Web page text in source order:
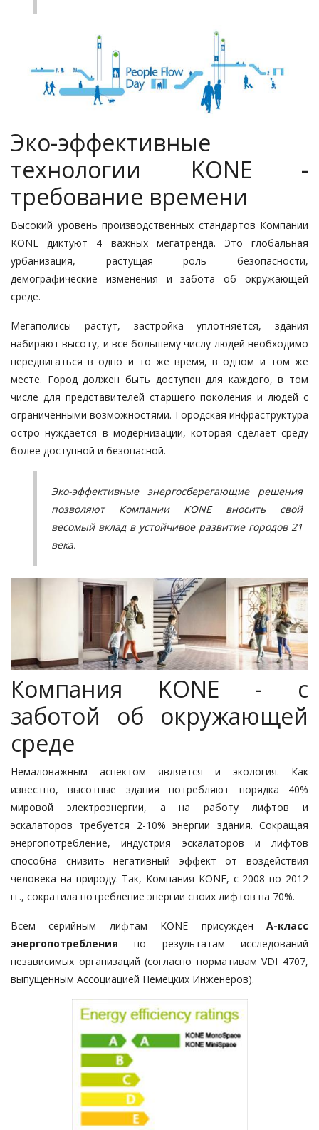
Эко-эффективные
технологии KONE -
требование времени
Высокий уровень производственных стандартов Компании
KONE диктуют 4 важных мегатренда. Это глобальная
урбанизация, растущая роль безопасности,
демографические изменения и забота об окружающей
среде.
Мегаполисы растут, застройка уплотняется, здания
набирают высоту, и все большему числу людей необходимо
передвигаться в одно и то же время, в одном и том же
месте. Город должен быть доступен для каждого, в том
числе для представителей старшего поколения и людей с
ограниченными возможностями. Городская инфраструктура
остро нуждается в модернизации, которая сделает среду
более доступной и безопасной.
Эко-эффективные энергосберегающие решения
позволяют Компании KONE вносить свой
весомый вклад в устойчивое развитие городов 21
века.
Компания KONE - с
заботой об окружающей
среде
Немаловажным аспектом является и экология. Как
известно, высотные здания потребляют порядка 40%
мировой электроэнергии, а на работу лифтов и
эскалаторов требуется 2-10% энергии здания. Сокращая
энергопотребление, индустрия эскалаторов и лифтов
способна снизить негативный эффект от воздействия
человека на природу. Так, Компания KONE, с 2008 по 2012
гг., сократила потребление энергии своих лифтов на 70%.
Всем серийным лифтам KONE присужден A-класс
энергопотребления по результатам исследований
независимых организаций (согласно нормативам VDI 4707,
выпущенным Ассоциацией Немецких Инженеров).